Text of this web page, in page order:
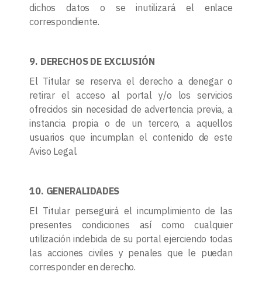
dichos datos o se inutilizará el enlace
correspondiente.
9. DERECHOS DE EXCLUSIÓN
El Titular se reserva el derecho a denegar o
retirar el acceso al portal y/o los servicios
ofrecidos sin necesidad de advertencia previa, a
instancia propia o de un tercero, a aquellos
usuarios que incumplan el contenido de este
Aviso Legal.
10. GENERALIDADES
El Titular perseguirá el incumplimiento de las
presentes condiciones así como cualquier
utilización indebida de su portal ejerciendo todas
las acciones civiles y penales que le puedan
corresponder en derecho.